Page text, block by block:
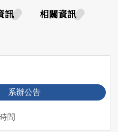
訊
相關資訊
系辦公告
間